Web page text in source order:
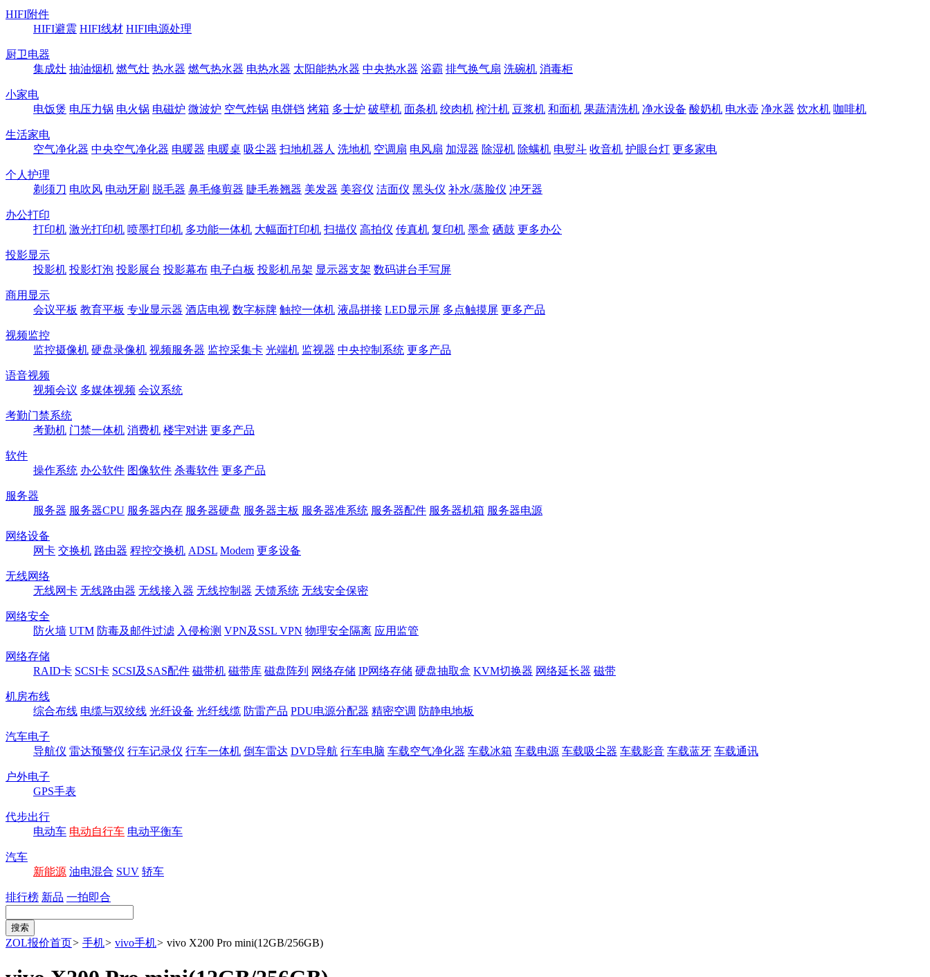
HIFI附件
HIFI避震 HIFI线材 HIFI电源处理
厨卫电器
集成灶 抽油烟机 燃气灶 热水器 燃气热水器 电热水器 太阳能热水器 中央热水器 浴霸 排气换气扇 洗碗机 消毒柜
小家电
电饭煲 电压力锅 电火锅 电磁炉 微波炉 空气炸锅 电饼铛 烤箱 多士炉 破壁机 面条机 绞肉机 榨汁机 豆浆机 和面机 果蔬清洗机 净水设备 酸奶机 电水壶 净水器 饮水机 咖啡机
生活家电
空气净化器 中央空气净化器 电暖器 电暖桌 吸尘器 扫地机器人 洗地机 空调扇 电风扇 加湿器 除湿机 除螨机 电熨斗 收音机 护眼台灯 更多家电
个人护理
剃须刀 电吹风 电动牙刷 脱毛器 鼻毛修剪器 睫毛卷翘器 美发器 美容仪 洁面仪 黑头仪 补水/蒸脸仪 冲牙器
办公打印
打印机 激光打印机 喷墨打印机 多功能一体机 大幅面打印机 扫描仪 高拍仪 传真机 复印机 墨盒 硒鼓 更多办公
投影显示
投影机 投影灯泡 投影展台 投影幕布 电子白板 投影机吊架 显示器支架 数码讲台手写屏
商用显示
会议平板 教育平板 专业显示器 酒店电视 数字标牌 触控一体机 液晶拼接 LED显示屏 多点触摸屏 更多产品
视频监控
监控摄像机 硬盘录像机 视频服务器 监控采集卡 光端机 监视器 中央控制系统 更多产品
语音视频
视频会议 多媒体视频 会议系统
考勤门禁系统
考勤机 门禁一体机 消费机 楼宇对讲 更多产品
软件
操作系统 办公软件 图像软件 杀毒软件 更多产品
服务器
服务器 服务器CPU 服务器内存 服务器硬盘 服务器主板 服务器准系统 服务器配件 服务器机箱 服务器电源
网络设备
网卡 交换机 路由器 程控交换机 ADSL Modem 更多设备
无线网络
无线网卡 无线路由器 无线接入器 无线控制器 天馈系统 无线安全保密
网络安全
防火墙 UTM 防毒及邮件过滤 入侵检测 VPN及SSL VPN 物理安全隔离 应用监管
网络存储
RAID卡 SCSI卡 SCSI及SAS配件 磁带机 磁带库 磁盘阵列 网络存储 IP网络存储 硬盘抽取盒 KVM切换器 网络延长器 磁带
机房布线
综合布线 电缆与双绞线 光纤设备 光纤线缆 防雷产品 PDU电源分配器 精密空调 防静电地板
汽车电子
导航仪 雷达预警仪 行车记录仪 行车一体机 倒车雷达 DVD导航 行车电脑 车载空气净化器 车载冰箱 车载电源 车载吸尘器 车载影音 车载蓝牙 车载通讯
户外电子
GPS手表
代步出行
电动车 电动自行车 电动平衡车
汽车
新能源 油电混合 SUV 轿车
排行榜 新品 一拍即合
ZOL报价首页> 手机> vivo手机> vivo X200 Pro mini(12GB/256GB)